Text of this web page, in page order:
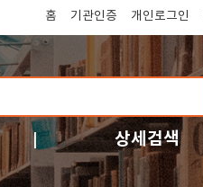
홈 기관인증 개인로그인
상세검색